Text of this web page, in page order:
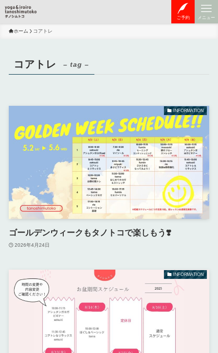
ご予約 メニュー
ホーム コアトレ
コアトレ – tag –
INFORMATION
ゴールデンウィークもタノトコで楽しもう❣️
2026年4月24日
INFORMATION